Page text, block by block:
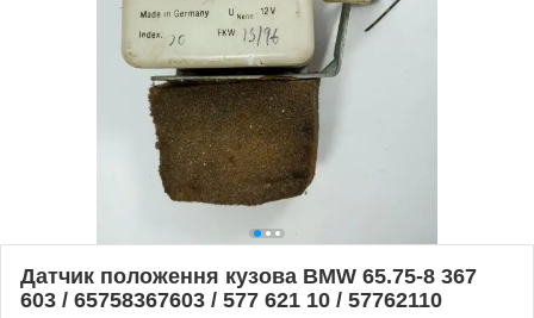
Датчик положення кузова BMW 65.75-8 367
603 / 65758367603 / 577 621 10 / 57762110